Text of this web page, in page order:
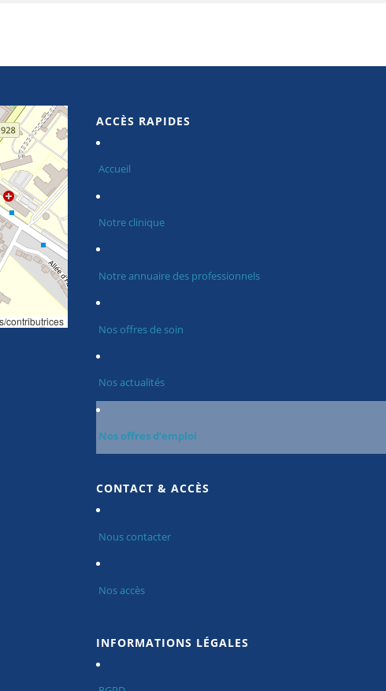
contributrices
ACCÈS RAPIDES
Accueil
Notre clinique
Notre annuaire des professionnels
Nos offres de soin
Nos actualités
Nos offres d’emploi
CONTACT & ACCÈS
Nous contacter
Nos accès
INFORMATIONS LÉGALES